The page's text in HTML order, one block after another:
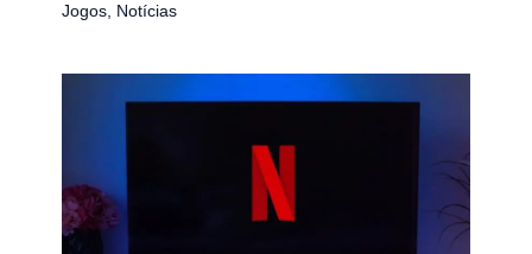
Jogos, Notícias